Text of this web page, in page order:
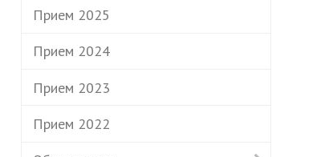
Прием 2025
Прием 2024
Прием 2023
Прием 2022